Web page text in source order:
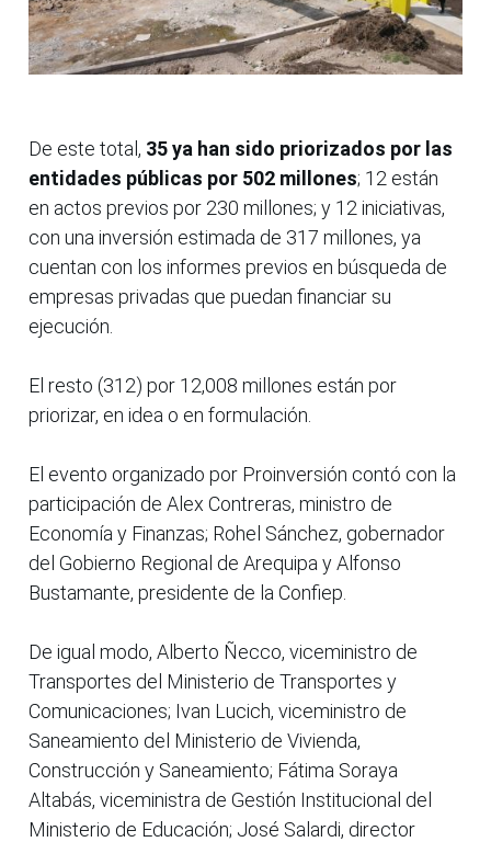
De este total, 35 ya han sido priorizados por las
entidades públicas por 502 millones; 12 están
en actos previos por 230 millones; y 12 iniciativas,
con una inversión estimada de 317 millones, ya
cuentan con los informes previos en búsqueda de
empresas privadas que puedan financiar su
ejecución.
El resto (312) por 12,008 millones están por
priorizar, en idea o en formulación.
El evento organizado por Proinversión contó con la
participación de Alex Contreras, ministro de
Economía y Finanzas; Rohel Sánchez, gobernador
del Gobierno Regional de Arequipa y Alfonso
Bustamante, presidente de la Confiep.
De igual modo, Alberto Ñecco, viceministro de
Transportes del Ministerio de Transportes y
Comunicaciones; Ivan Lucich, viceministro de
Saneamiento del Ministerio de Vivienda,
Construcción y Saneamiento; Fátima Soraya
Altabás, viceministra de Gestión Institucional del
Ministerio de Educación; José Salardi, director